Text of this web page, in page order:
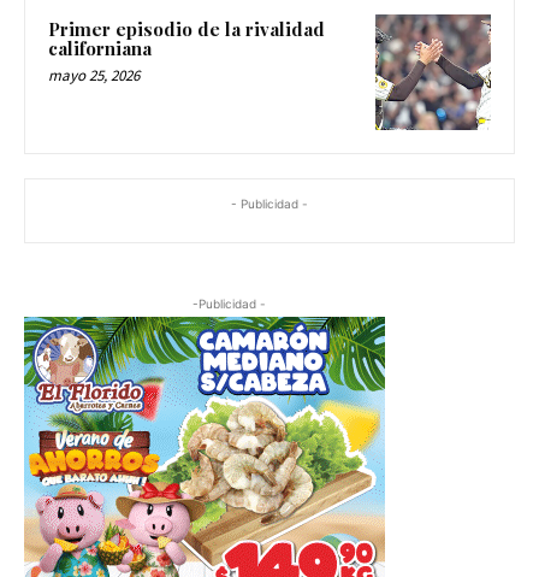
Primer episodio de la rivalidad
californiana
mayo 25, 2026
- Publicidad -
-Publicidad -